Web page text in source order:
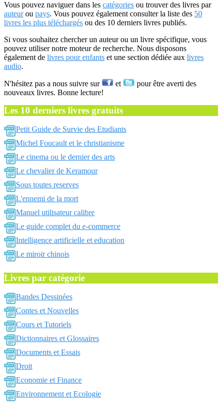
Vous pouvez naviguer dans les catégories ou trouver des livres par
auteurou pays. Vous pouvez également consulter la liste des 50
livres les plus téléchargés ou des 10 derniers livres publiés.
Si vous souhaitez chercher un auteur ou un livre spécifique, vous
pouvez utiliser notre moteur de recherche. Nous disposons
également de livres pour enfants et une section dédiée aux livres
audio.
N'hésitez pas a nous suivre sur et
pour être averti des
nouveaux livres. Bonne lecture!
Les 10 derniers livres gratuits
Petit Guide de Survie des Etudiants
Michel Foucault et le christianisme
Le cinema ou le dernier des arts
Le chevalier de Keramour
Sous toutes reserves
L'ennemi de la mort
Manuel utilisateur calibre
Le guide complet du e-commerce
Intelligence artificielle et education
Le miroir chinois
Livres par catégorie
Bandes Dessinées
Contes et Nouvelles
Cours et Tutoriels
Dictionnaires et Glossaires
Documents et Essais
Droit
Economie et Finance
Environnement et Ecologie